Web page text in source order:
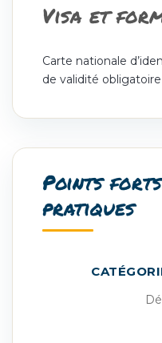
Visa et
Carte nationale
de validité obligatoire
Points
pratiques